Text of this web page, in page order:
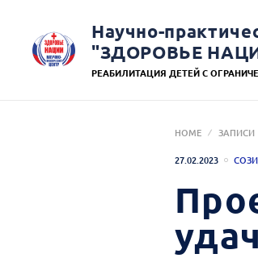
Научно-
"ЗДОРОВЬЕ
РЕАБИЛИТАЦИЯ ДЕТЕЙ С
HOME ЗАПИСИ
27.02.2023